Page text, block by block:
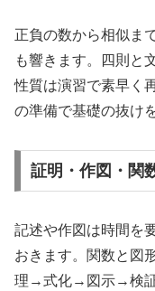
正負の数から相似ま
も響きます。四則と
性質は演習で素早く
の準備で基礎の抜け
証明・作図・関
記述や作図は時間を
おきます。関数と図
理→式化→図示→検証